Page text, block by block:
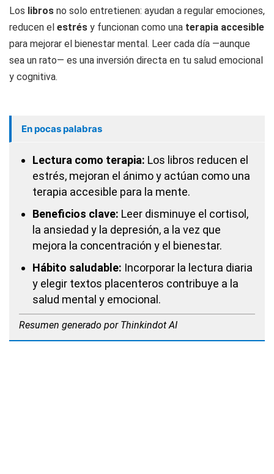
Los libros no solo entretienen: ayudan a regular emociones,
reducen el estrés y funcionan como una terapia accesible
para mejorar el bienestar mental. Leer cada día —aunque
sea un rato— es una inversión directa en tu salud emocional
y cognitiva.
En pocas palabras
Lectura como terapia: Los libros reducen el
estrés, mejoran el ánimo y actúan como una
terapia accesible para la mente.
Beneficios clave: Leer disminuye el cortisol,
la ansiedad y la depresión, a la vez que
mejora la concentración y el bienestar.
Hábito saludable: Incorporar la lectura diaria
y elegir textos placenteros contribuye a la
salud mental y emocional.
Resumen generado por Thinkindot AI